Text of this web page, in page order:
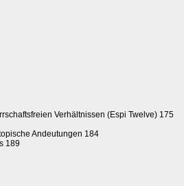
Verhältnissen (Espi Twelve) 175
Andeutungen 184
189